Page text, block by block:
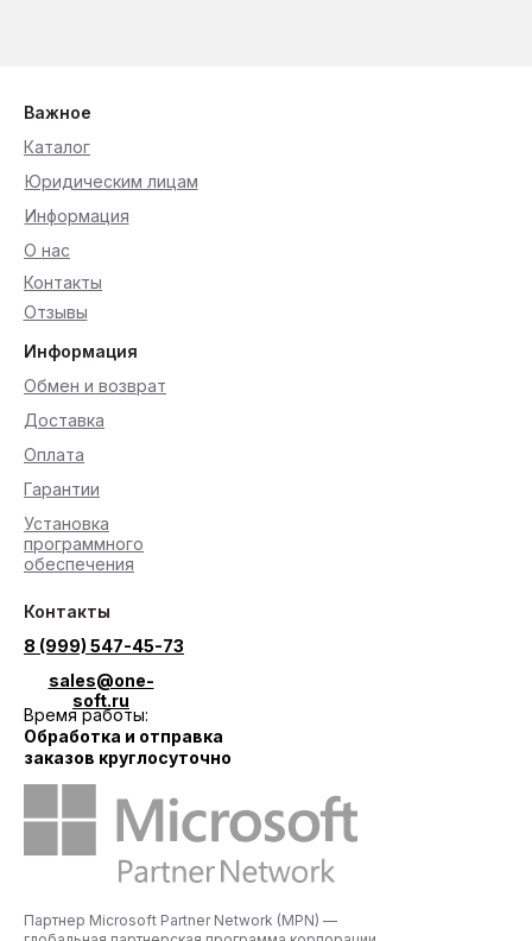
Информация
Обмен и возврат
Доставка
Оплата
Гарантии
Установка
программного
обеспечения
Контакты
8 (999) 547-45-73
sales@one-
soft.ru
Время работы:
Обработка и отправка
заказов круглосуточно
Партнер Microsoft Partner Network (MPN) —
Важное
Каталог
Юридическим лицам
Информация
О нас
Контакты
Отзывы